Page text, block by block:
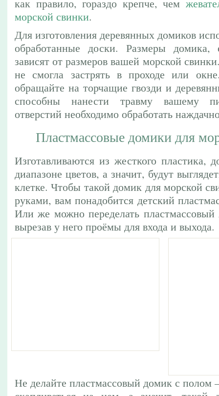
как правило, гораздо крепче, чем
морской свинки.
Для изготовления деревянных домиков
обработанные доски. Размеры
зависят от размеров вашей морской
не смогла застрять в проходе или
обращайте на торчащие гвозди и
способны нанести травму вашему
отверстий необходимо обработать
Пластмассовые домики для
Изготавливаются из жесткого пластика,
диапазоне цветов, а значит, будут
клетке. Чтобы такой домик для морской
руками, вам понадобится детский
Или же можно переделать
вырезав у него проёмы для входа и выхода.
Не делайте пластмассовый домик с полом